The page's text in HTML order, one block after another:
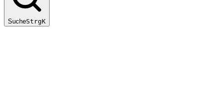
SucheStrgK